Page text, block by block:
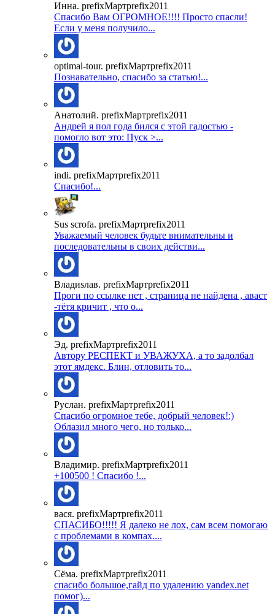
Инна. prefixМартprefix2011
Спасибо Вам ОГРОМНОЕ!!!! Просто спасли!
Если у меня получило...
optimal-tour. prefixМартprefix2011
Познавательно, спасибо за статью!...
Анатолий. prefixМартprefix2011
Андрей я пол года бился с этой гадостью -
помогло вот это: Пуск >...
indi. prefixМартprefix2011
Спасибо!...
Sus scrofa. prefixМартprefix2011
Уважаемый человек будьте внимательны и
последовательны в своих действи...
Владиsлав. prefixМартprefix2011
Проги по ссылке нет , страница не найдена , аваст
-тётя кричит , что о...
Эд. prefixМартprefix2011
Автору РЕСПЕКТ и УВАЖУХА, а то задолбал
этот ямдекс. Блин, отловить то...
Руслан. prefixМартprefix2011
Спасибо огромное тебе, добрый человек!:)
Облазил много чего, но только...
Владимир. prefixМартprefix2011
+100500 ! Спасибо !...
вася. prefixМартprefix2011
СПАСИБО!!!!! Я далеко не лох, сам всем помогаю
с проблемами в компах....
Сёма. prefixМартprefix2011
спасибо большое,гайд по удалению yandex.net
помог)...